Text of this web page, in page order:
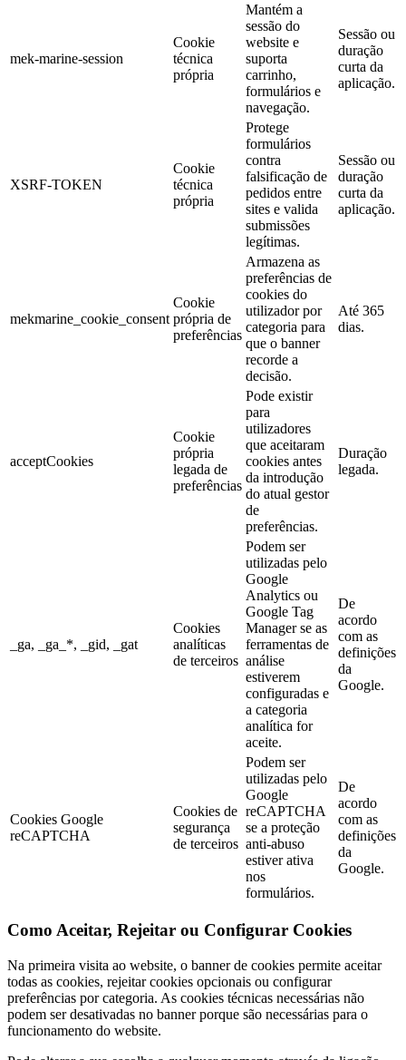
mek-marine-session
Cookie
técnica
própria
Mantém a
sessão do
website e
suporta
carrinho,
formulários e
navegação.
Sessão ou
duração
curta da
aplicação.
XSRF-TOKEN
Cookie
técnica
própria
Protege
formulários
contra
falsificação de
pedidos entre
sites e valida
submissões
legítimas.
Sessão ou
duração
curta da
aplicação.
mekmarine_cookie_consent
Cookie
própria de
preferências
Armazena as
preferências de
cookies do
utilizador por
categoria para
que o banner
recorde a
decisão.
Até 365
dias.
acceptCookies
Cookie
própria
legada de
preferências
Pode existir
para
utilizadores
que aceitaram
cookies antes
da introdução
do atual gestor
de
preferências.
Duração
legada.
_ga, _ga_*, _gid, _gat
Cookies
analíticas
de terceiros
Podem ser
utilizadas pelo
Google
Analytics ou
Google Tag
Manager se as
ferramentas de
análise
estiverem
configuradas e
a categoria
analítica for
aceite.
De
acordo
com as
definições
da
Google.
Cookies Google
reCAPTCHA
Cookies de
segurança
de terceiros
Podem ser
utilizadas pelo
Google
reCAPTCHA
se a proteção
anti-abuso
estiver ativa
nos
formulários.
De
acordo
com as
definições
da
Google.
Como Aceitar, Rejeitar ou Configurar Cookies
Na primeira visita ao website, o banner de cookies permite aceitar
todas as cookies, rejeitar cookies opcionais ou configurar
preferências por categoria. As cookies técnicas necessárias não
podem ser desativadas no banner porque são necessárias para o
funcionamento do website.